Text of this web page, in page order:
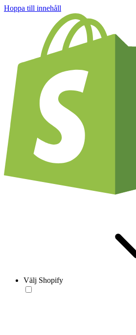
Hoppa till innehåll
Välj Shopify